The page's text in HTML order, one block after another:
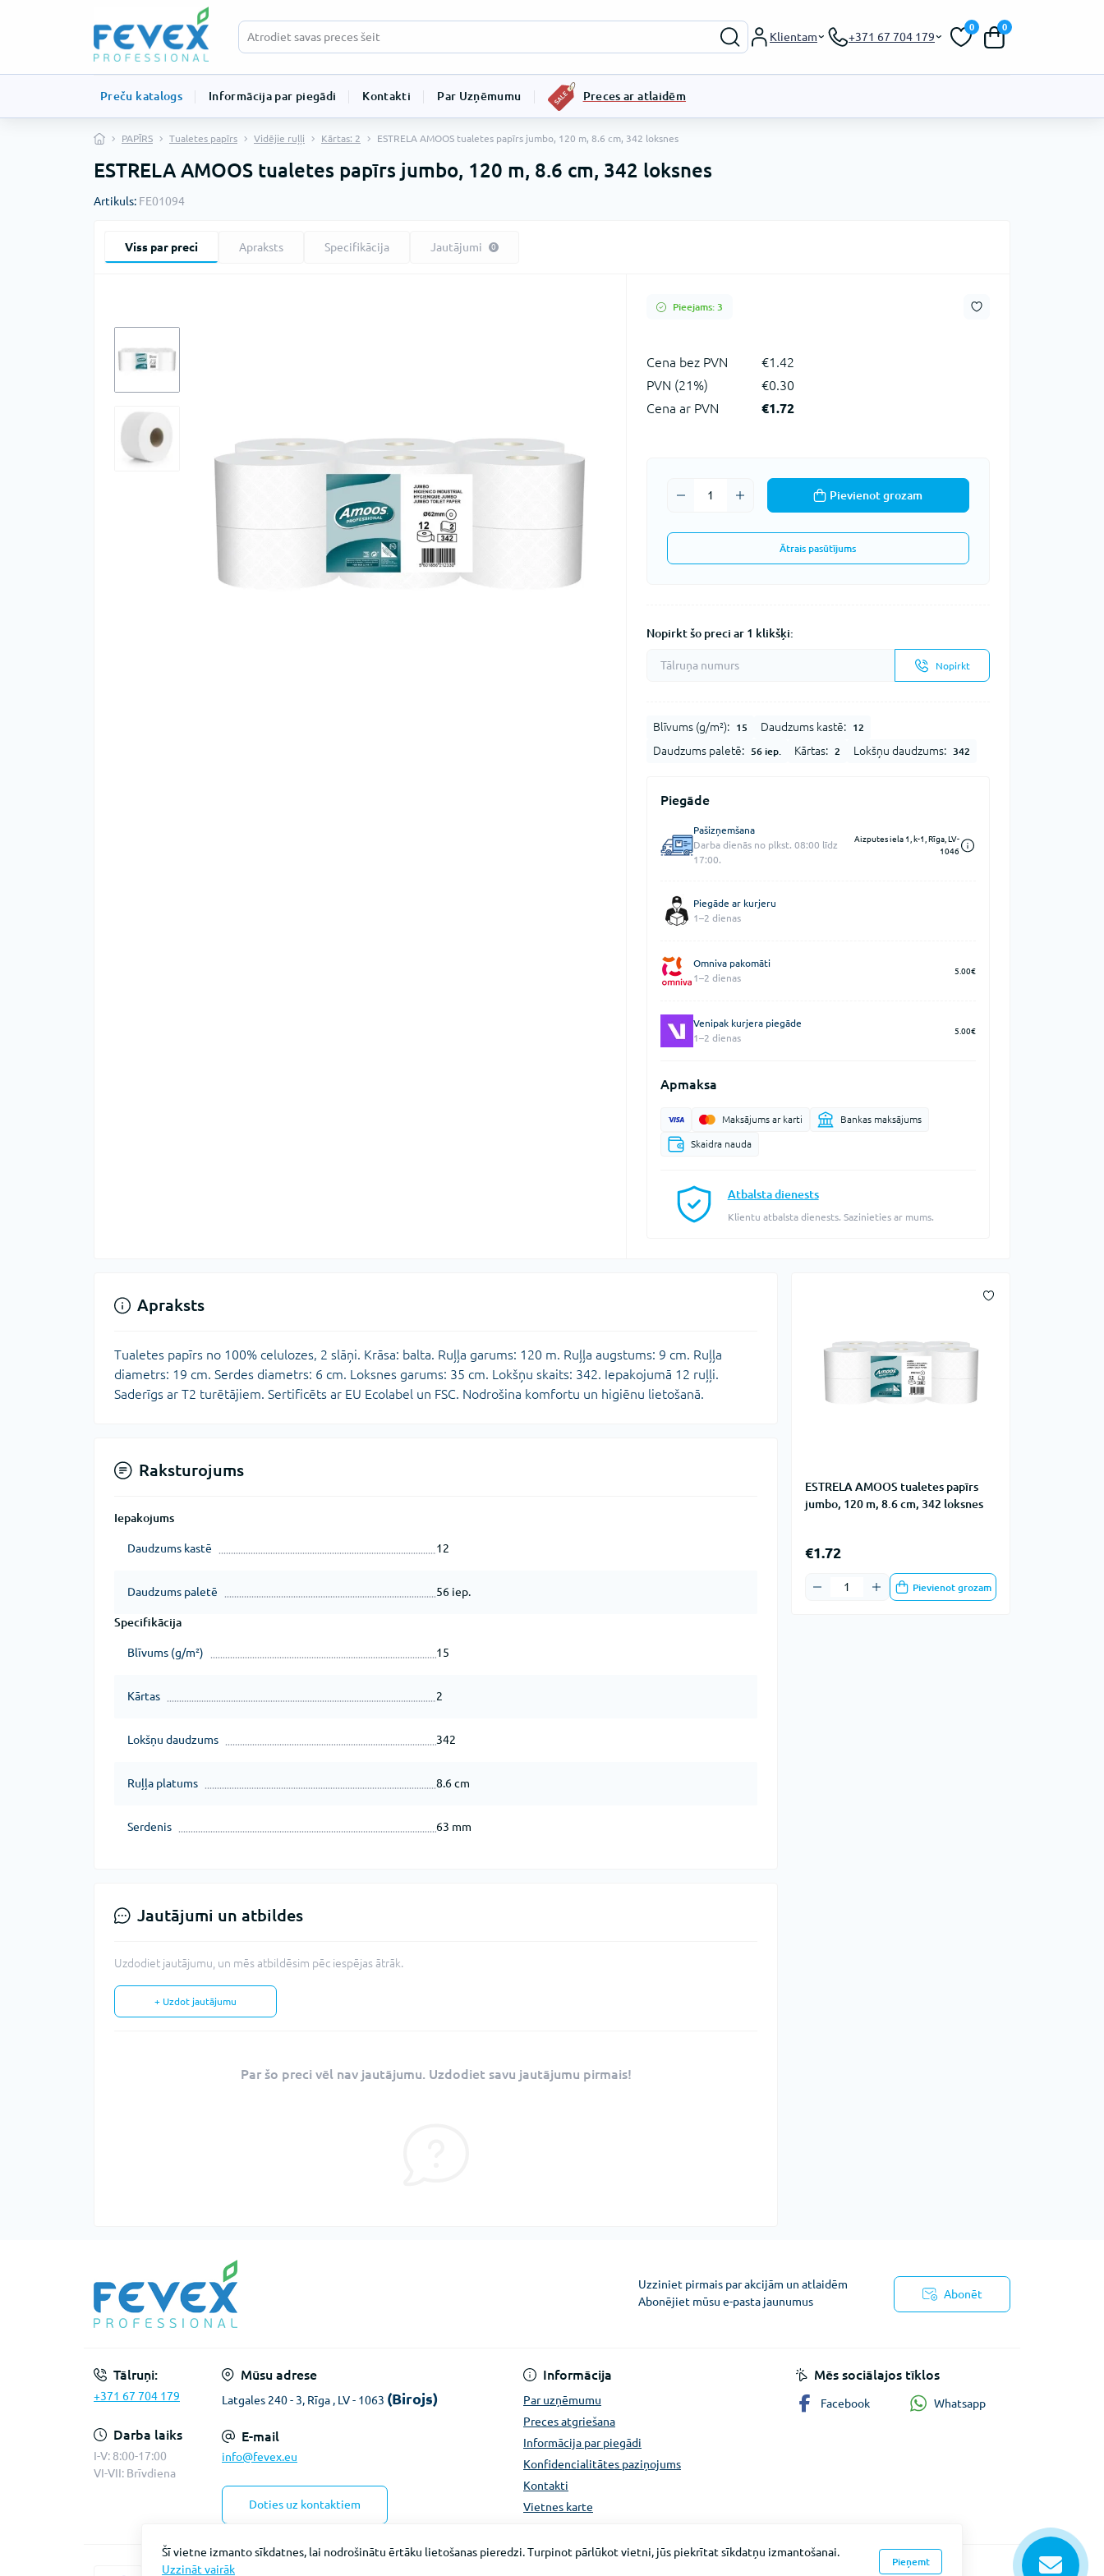
Klientam +371 67 704 179
0 0
Preču katalogs Informācija par piegādi Kontakti Par Uzņēmumu Preces ar atlaidēm
PAPĪRS Tualetes papīrs Vidējie ruļļi Kārtas: 2 ESTRELA AMOOS tualetes papīrs jumbo, 120 m, 8.6 cm, 342 loksnes
ESTRELA AMOOS tualetes papīrs jumbo, 120 m, 8.6 cm, 342 loksnes
Artikuls: FE01094
Viss par preci Apraksts Specifikācija Jautājumi 0
Pieejams: 3
Сena bez PVN
€1.42
PVN (21%)
€0.30
Cena ar PVN
€1.72
Pievienot grozam
Ātrais pasūtījums
Nopirkt šo preci ar 1 klikšķi:
Nopirkt
Blīvums (g/m²): 15 Daudzums kastē: 12
Daudzums paletē: 56 iep. Kārtas: 2 Lokšņu daudzums: 342
Piegāde
Pašizņemšana
Darba dienās no plkst. 08:00 līdz
17:00.
Aizputes iela 1, k-1, Rīga, LV-
1046
Piegāde ar kurjeru
1–2 dienas
Omniva pakomāti
1–2 dienas
5.00€
Venipak kurjera piegāde
1–2 dienas
5.00€
Apmaksa
Maksājums ar karti Bankas maksājums
Skaidra nauda
Atbalsta dienests
Klientu atbalsta dienests. Sazinieties ar mums.
ESTRELA AMOOS tualetes papīrs
jumbo, 120 m, 8.6 cm, 342 loksnes
€1.72
Pievienot grozam
Apraksts
Tualetes papīrs no 100% celulozes, 2 slāņi. Krāsa: balta. Ruļļa garums: 120 m. Ruļļa augstums: 9 cm. Ruļļa
diametrs: 19 cm. Serdes diametrs: 6 cm. Loksnes garums: 35 cm. Lokšņu skaits: 342. Iepakojumā 12 ruļļi.
Saderīgs ar T2 turētājiem. Sertificēts ar EU Ecolabel un FSC. Nodrošina komfortu un higiēnu lietošanā.
Raksturojums
Iepakojums
Daudzums kastē 12
Daudzums paletē 56 iep.
Specifikācija
Blīvums (g/m²) 15
Kārtas 2
Lokšņu daudzums 342
Ruļļa platums 8.6 cm
Serdenis 63 mm
Jautājumi un atbildes
Uzdodiet jautājumu, un mēs atbildēsim pēc iespējas ātrāk.
+ Uzdot jautājumu
Par šo preci vēl nav jautājumu. Uzdodiet savu jautājumu pirmais!
Uzziniet pirmais par akcijām un atlaidēm
Abonējiet mūsu e-pasta jaunumus
Abonēt
Tālruņi:
+371 67 704 179
Darba laiks
I-V: 8:00-17:00
VI-VII: Brīvdiena
Mūsu adrese
Latgales 240 - 3, Rīga , LV - 1063 (Birojs)
E-mail
info@fevex.eu
Doties uz kontaktiem
Informācija
Par uzņēmumu
Preces atgriešana
Informācija par piegādi
Konfidencialitātes paziņojums
Kontakti
Vietnes karte
Mēs sociālajos tīklos
Facebook Whatsapp
Fevex © 2026
Šī vietne izmanto sīkdatnes, lai nodrošinātu ērtāku lietošanas pieredzi. Turpinot pārlūkot vietni, jūs piekrītat sīkdatņu izmantošanai.
Uzzināt vairāk
Pieņemt